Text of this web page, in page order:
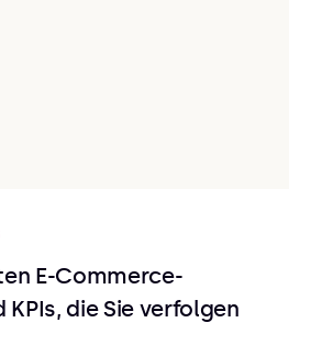
E-Commerce-
KPIs, die Sie verfolgen